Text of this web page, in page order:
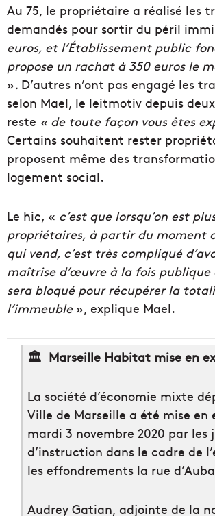
Au 75, le propriétaire a réalisé les
demandés pour sortir du péril
euros, et l’Établissement public
propose un rachat à 350 euros le
». D’autres n’ont pas engagé les
selon Mael, le leitmotiv depuis
reste « de toute façon vous êtes
Certains souhaitent rester
proposent même des
logement social.
Le hic, « c’est que lorsqu’on est
propriétaires, à partir du moment
qui vend, c’est très compliqué
maîtrise d’œuvre à la fois publique
sera bloqué pour récupérer la
l’immeuble », explique Mael.
🏛️ Marseille Habitat mise en
La société d’économie mixte
Ville de Marseille a été mise en
mardi 3 novembre 2020 par les
d’instruction dans le cadre de
les effondrements la rue
Audrey Gatian, adjointe de la